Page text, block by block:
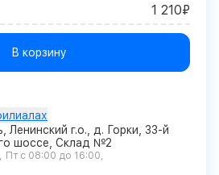
1 210₽
В корзину
Ленинский г.о., д. Горки, 33-й
шоссе, Склад №2
Пт с 08:00 до 16:00